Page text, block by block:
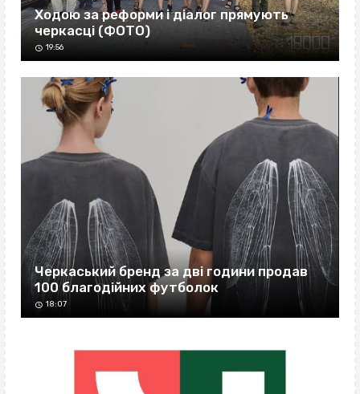
Ходою за реформи і діалог прямують
черкасці (ФОТО)
19:56
Черкаський бренд за дві години продав
100 благодійних футболок
18:07